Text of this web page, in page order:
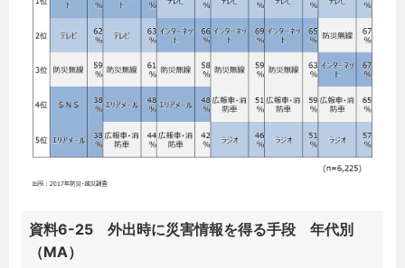
資料6-25 外出時に災害情報を得る手段 年代別
（MA）